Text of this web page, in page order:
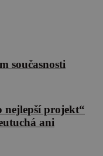
současnosti
nejlepší projekt“
ani